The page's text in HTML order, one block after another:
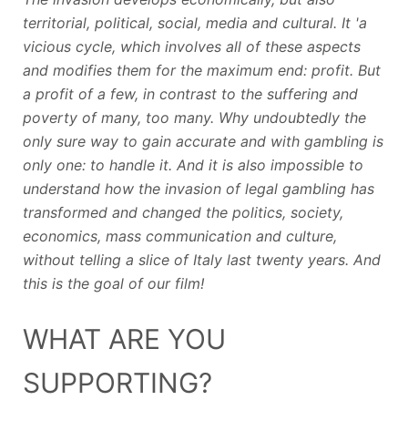
territorial, political, social, media and cultural. It 'a
vicious cycle, which involves all of these aspects
and modifies them for the maximum end: profit. But
a profit of a few, in contrast to the suffering and
poverty of many, too many. Why undoubtedly the
only sure way to gain accurate and with gambling is
only one: to handle it. And it is also impossible to
understand how the invasion of legal gambling has
transformed and changed the politics, society,
economics, mass communication and culture,
without telling a slice of Italy last twenty years. And
this is the goal of our film!
WHAT ARE YOU
SUPPORTING?